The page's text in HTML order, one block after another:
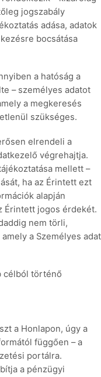
jogszabály
adása, adatok
bocsátása
a hatóság a
– személyes adatot
a megkeresés
szükséges.
elrendeli a
végrehajtja.
mellett –
ha az Érintett ezt
alapján
Érintett jogos érdekét.
nem törli,
a Személyes adat
célból történő
a Honlapon, úgy a
függően – a
portálra.
a pénzügyi